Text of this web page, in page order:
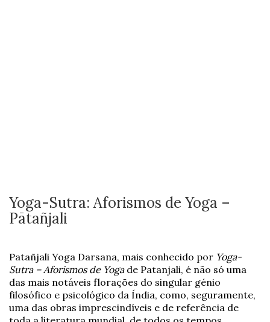
Yoga-Sutra: Aforismos de Yoga –
Pātañjali
Patañjali Yoga Darsana, mais conhecido por Yoga-
Sutra – Aforismos de Yogade Patanjali, é não só uma
das mais notáveis florações do singular génio
filosófico e psicológico da Índia, como, seguramente,
uma das obras imprescindíveis e de referência de